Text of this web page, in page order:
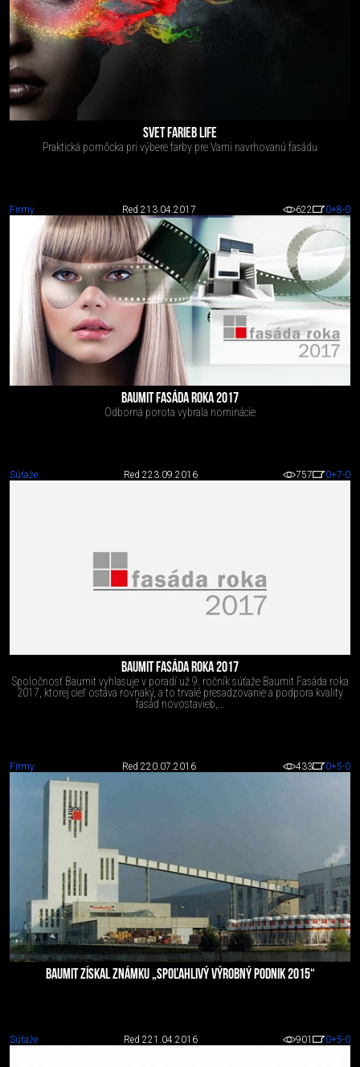
SVET FARIEB LIFE
Praktická pomôcka pri výbere farby pre Vami navrhovanú fasádu
Firmy Red 213.04.2017 622 0+8-0
BAUMIT FASÁDA ROKA 2017
Odborná porota vybrala nominácie
Súťaže Red 223.09.2016 757 0+7-0
BAUMIT FASÁDA ROKA 2017
Spoločnosť Baumit vyhlasuje v poradí už 9. ročník súťaže Baumit Fasáda roka
2017, ktorej cieľ ostáva rovnaký, a to trvalé presadzovanie a podpora kvality
fasád novostavieb,...
Firmy Red 220.07.2016 433 0+5-0
BAUMIT ZÍSKAL ZNÁMKU „SPOĽAHLIVÝ VÝROBNÝ PODNIK 2015“
Súťaže Red 221.04.2016 901 0+5-0